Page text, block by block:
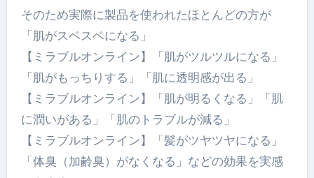
そのため実際に製品を使われたほとんどの方が
「肌がスベスベになる」
【ミラブルオンライン】「肌がツルツルになる」
「肌がもっちりする」「肌に透明感が出る」
【ミラブルオンライン】「肌が明るくなる」「肌
に潤いがある」「肌のトラブルが減る」
【ミラブルオンライン】「髪がツヤツヤになる」
「体臭（加齢臭）がなくなる」などの効果を実感